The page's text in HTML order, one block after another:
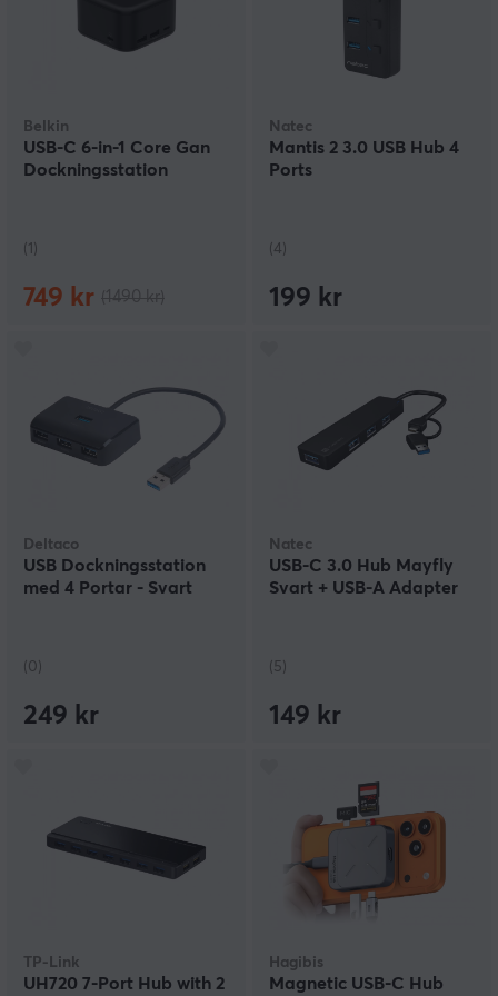
Belkin
USB-C 6-in-1 Core Gan
Dockningsstation
(1)
749 kr
Natec
Mantis 2 3.0 USB Hub 4
Ports
(4)
199 kr
Deltaco
USB Dockningsstation
med 4 Portar - Svart
(0)
249 kr
Natec
USB-C 3.0 Hub Mayfly
Svart + USB-A Adapter
(5)
149 kr
TP-Link
UH720 7-Port Hub with 2
Hagibis
Magnetic USB-C Hub